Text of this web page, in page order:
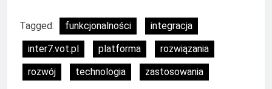
Tagged: funkcjonalności
integracja
inter7.vot.pl
platforma
rozwiązania
rozwój
technologia zastosowania